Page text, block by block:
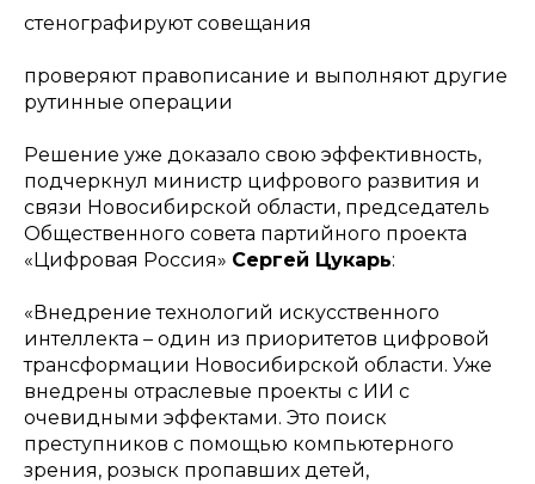
стенографируют совещания
проверяют правописание и выполняют другие
рутинные операции
Решение уже доказало свою эффективность,
подчеркнул министр цифрового развития и
связи Новосибирской области, председатель
Общественного совета партийного проекта
«Цифровая Россия» Сергей Цукарь:
«Внедрение технологий искусственного
интеллекта – один из приоритетов цифровой
трансформации Новосибирской области. Уже
внедрены отраслевые проекты с ИИ с
очевидными эффектами. Это поиск
преступников с помощью компьютерного
зрения, розыск пропавших детей,